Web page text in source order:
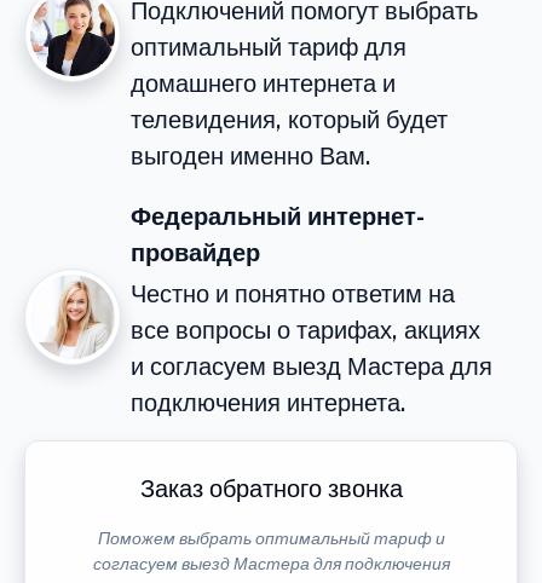
Подключений помогут выбрать
оптимальный тариф для
домашнего интернета и
телевидения, который будет
выгоден именно Вам.
Федеральный интернет-
провайдер
Честно и понятно ответим на
все вопросы о тарифах, акциях
и согласуем выезд Мастера для
подключения интернета.
Заказ обратного звонка
Поможем выбрать оптимальный тариф и
согласуем выезд Мастера для подключения